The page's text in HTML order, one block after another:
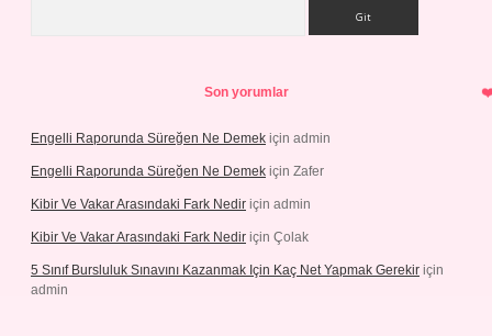
Son yorumlar
Engelli Raporunda Süreğen Ne Demek için admin
Engelli Raporunda Süreğen Ne Demek için Zafer
Kibir Ve Vakar Arasındaki Fark Nedir için admin
Kibir Ve Vakar Arasındaki Fark Nedir için Çolak
5 Sınıf Bursluluk Sınavını Kazanmak Için Kaç Net Yapmak Gerekir için
admin